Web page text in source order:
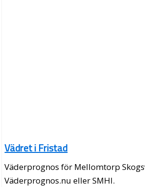
Vädret i Fristad
Väderprognos för Mellomtorp
Väderprognos.nu eller SMHI.